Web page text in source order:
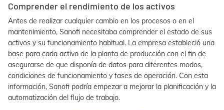
Comprender el rendimiento de los activos
Antes de realizar cualquier cambio en los procesos o en el
mantenimiento, Sanofi necesitaba comprender el estado de sus
activos y su funcionamiento habitual. La empresa estableció una
base para cada activo de la planta de producción con el fin de
asegurarse de que disponía de datos para diferentes modos,
condiciones de funcionamiento y fases de operación. Con esta
información, Sanofi podría empezar a mejorar la planificación y la
automatización del flujo de trabajo.